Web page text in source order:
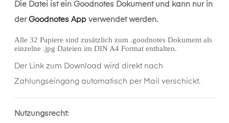
Die Datei ist ein Goodnotes Dokument und kann nur in
der Goodnotes App verwendet werden.
Alle 32 Papiere sind zusätzlich zum .goodnotes Dokument als
einzelne .jpg Dateien im DIN A4 Format enthalten.
Der Link zum Download wird direkt nach
Zahlungseingang automatisch per Mail verschickt.
Nutzungsrecht: